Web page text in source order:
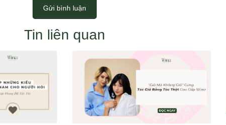
Gửi bình luận
Tin liên quan